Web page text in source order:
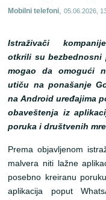
Mobilni telefoni,05.06.2026,
Istraživači
otkrili su bezbednosni
mogao da omogući
utiču na ponašanje
na Android uređajima
obaveštenja iz
poruka i društvenih
Prema objavljenom
malvera niti lažne
posebno kreiranu
aplikacija poput